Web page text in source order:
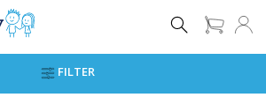
FILTER